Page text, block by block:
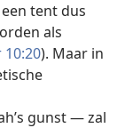
tent dus
als
10:20). Maar in
gunst — zal